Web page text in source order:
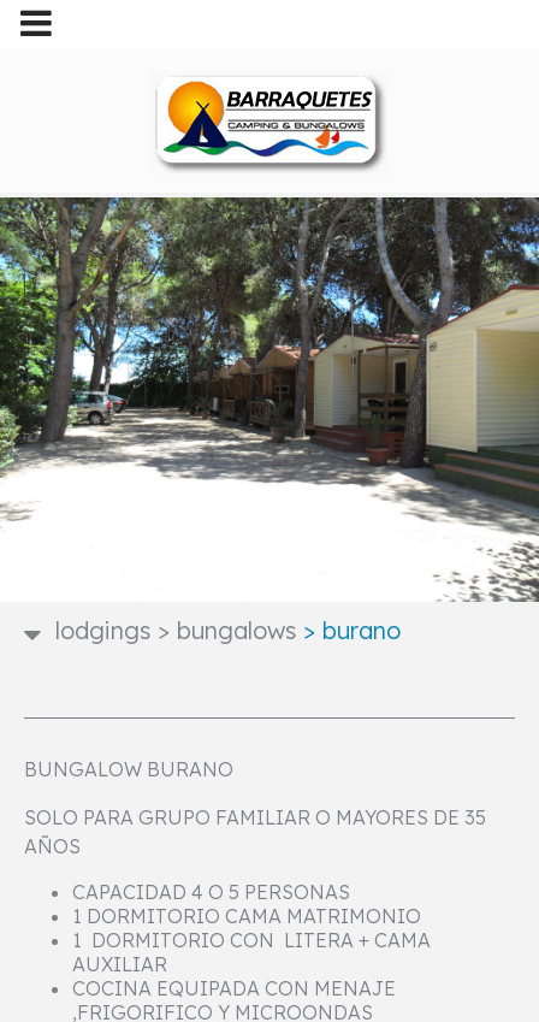
lodgings > bungalows > burano
BUNGALOW BURANO
SOLO PARA GRUPO FAMILIAR O MAYORES DE 35
AÑOS
CAPACIDAD 4 O 5 PERSONAS
1 DORMITORIO CAMA MATRIMONIO
1 DORMITORIO CON LITERA + CAMA
AUXILIAR
COCINA EQUIPADA CON MENAJE
,FRIGORIFICO Y MICROONDAS